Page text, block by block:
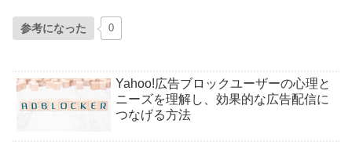
参考になった 0
Yahoo!広告ブロックユーザーの心理と
ニーズを理解し、効果的な広告配信に
つなげる方法